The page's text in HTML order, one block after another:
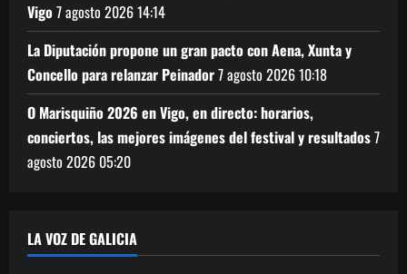
Vigo7 agosto 202614:14
La Diputación propone un gran pacto con Aena, Xunta y
Concello para relanzar Peinador7 agosto 202610:18
O Marisquiño 2026 en Vigo, en directo: horarios,
conciertos, las mejores imágenes del festival y resultados7
agosto 2026 05:20
LA VOZ DE GALICIA